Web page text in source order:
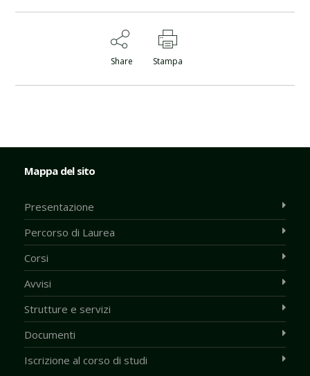
Share Stampa
Mappa del sito
Presentazione
Percorso di Laurea
Corsi
Avvisi
Strutture e servizi
Documenti
Iscrizione al corso di studi